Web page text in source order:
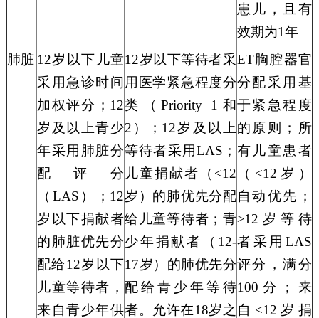
患儿，且有
效期为1年
肺脏 12岁以下儿童
采用急诊时间
加权评分；12
岁及以上青少
年采用肺脏分
配评分
（LAS）；12
岁以下捐献者
的肺脏优先分
配给12岁以下
儿童等待者 ，
来自青少年供
12岁以下等待者采
用医学紧急程度分
类（Priority 1和
2）
； 12岁及以上
等待者采用LAS；
儿童捐献者（ <12
岁）的肺优先分配
给 儿童等待者；青
少年捐献者（ 12-
17岁）的肺优先分
配给 青少年等待
者。允许在18岁之
ET胸腔器官
分配采用基
于紧急程度
的原则；所
有儿童患者
（<12岁）
自动优先；
≥12岁 等待
者采用 LAS
评分，满分
100分；来
自<12岁捐